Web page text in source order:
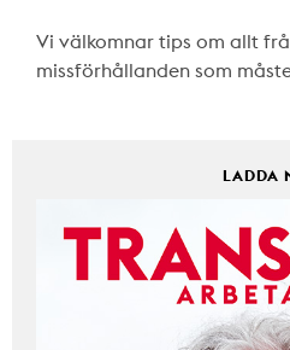
Vi välkomnar tips om allt
missförhållanden som
LADDA